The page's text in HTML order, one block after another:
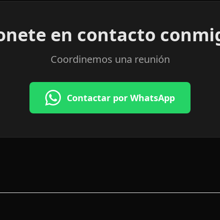
en contacto
Coordinemos una reunión
Contactar por WhatsApp